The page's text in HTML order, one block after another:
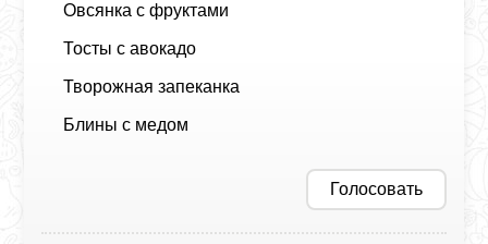
Овсянка с фруктами
Тосты с авокадо
Творожная запеканка
Блины с медом
Голосовать